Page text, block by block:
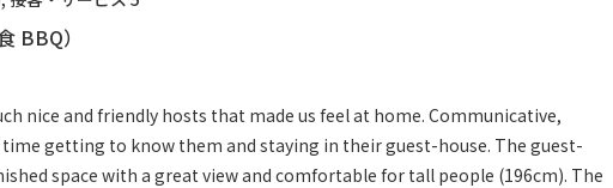
BBQ）
nice and friendly hosts that made us feel at home. Communicative,
time getting to know them and staying in their guest-house. The guest-
space with a great view and comfortable for tall people (196cm). The